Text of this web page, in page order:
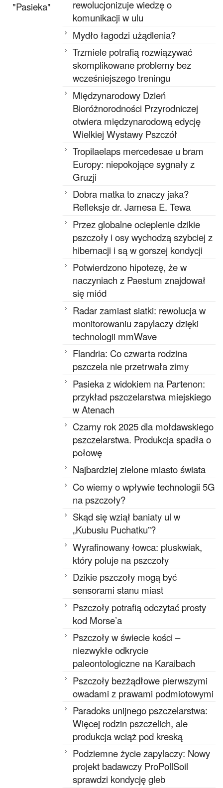
"Pasieka"
rewolucjonizuje wiedzę o
komunikacji w ulu
Mydło łagodzi użądlenia?
Trzmiele potrafią rozwiązywać
skomplikowane problemy bez
wcześniejszego treningu
Międzynarodowy Dzień
Bioróżnorodności Przyrodniczej
otwiera międzynarodową edycję
Wielkiej Wystawy Pszczół
Tropilaelaps mercedesae u bram
Europy: niepokojące sygnały z
Gruzji
Dobra matka to znaczy jaka?
Refleksje dr. Jamesa E. Tewa
Przez globalne ocieplenie dzikie
pszczoły i osy wychodzą szybciej z
hibernacji i są w gorszej kondycji
Potwierdzono hipotezę, że w
naczyniach z Paestum znajdował
się miód
Radar zamiast siatki: rewolucja w
monitorowaniu zapylaczy dzięki
technologii mmWave
Flandria: Co czwarta rodzina
pszczela nie przetrwała zimy
Pasieka z widokiem na Partenon:
przykład pszczelarstwa miejskiego
w Atenach
Czarny rok 2025 dla mołdawskiego
pszczelarstwa. Produkcja spadła o
połowę
Najbardziej zielone miasto świata
Co wiemy o wpływie technologii 5G
na pszczoły?
Skąd się wziął baniaty ul w
„Kubusiu Puchatku”?
Wyrafinowany łowca: pluskwiak,
który poluje na pszczoły
Dzikie pszczoły mogą być
sensorami stanu miast
Pszczoły potrafią odczytać prosty
kod Morse’a
Pszczoły w świecie kości –
niezwykłe odkrycie
paleontologiczne na Karaibach
Pszczoły bezżądłowe pierwszymi
owadami z prawami podmiotowymi
Paradoks unijnego pszczelarstwa:
Więcej rodzin pszczelich, ale
produkcja wciąż pod kreską
Podziemne życie zapylaczy: Nowy
projekt badawczy ProPollSoil
sprawdzi kondycję gleb